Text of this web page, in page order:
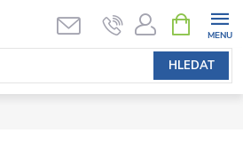
HLEDAT
NÁKUPNÍ
KOŠÍK